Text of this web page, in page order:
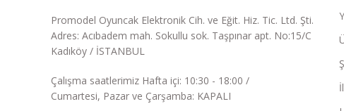
Promodel Oyuncak Elektronik Cih. ve Eğit. Hiz. Tic. Ltd. Şti.
Adres: Acıbadem mah. Sokullu sok. Taşpınar apt. No:15/C
Kadıköy / İSTANBUL
Çalışma saatlerimiz Hafta içi: 10:30 - 18:00 /
Cumartesi, Pazar ve Çarşamba: KAPALI